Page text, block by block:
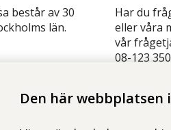
Den här webbplatsen
består av 30
län.
Har du
eller våra
vår
08-123